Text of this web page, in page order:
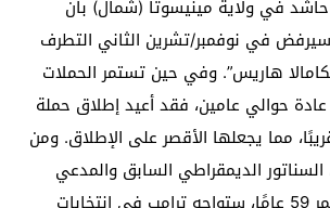
في ولاية مينيسوتا (شمال) بأن
في نوفمبر/تشرين الثاني التطرف
لكامالا هاريس”. وفي حين تستمر الحملات
عادة حوالي عامين، فقد أعيد إطلاق حملة
تقريبًا، مما يجعلها الأقصر على الإطلاق. ومن
الديمقراطي السابق والمدعي